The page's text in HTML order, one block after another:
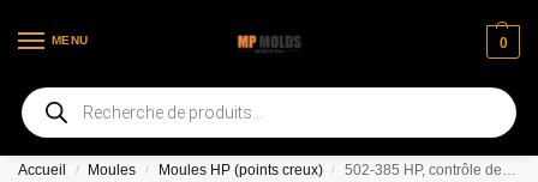
MENU 0
Bienvenue sur notre nouvelle page web
Accueil / Moules / Moules HP (points creux) / 502-385 HP, contrôle des gaz ou moule à 3 cavités à base plate (multichoix)